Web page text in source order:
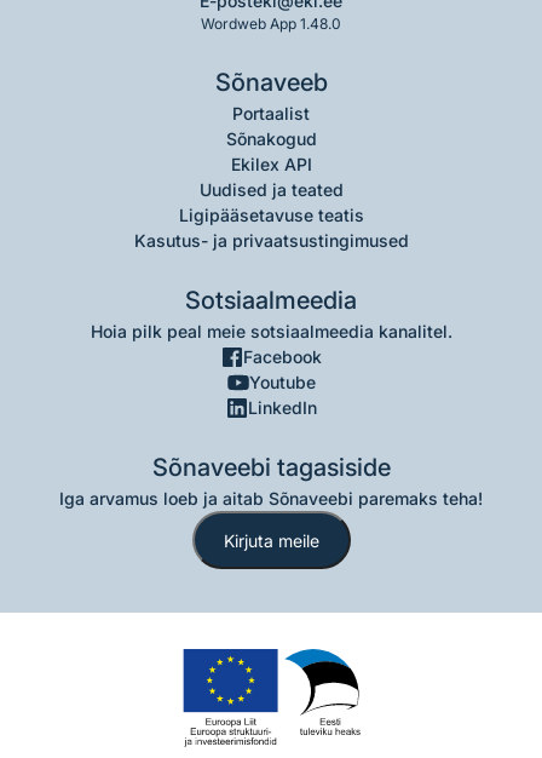
Wordweb App 1.48.0
Sõnaveeb
Portaalist
Sõnakogud
Ekilex API
Uudised ja teated
Ligipääsetavuse teatis
Kasutus- ja privaatsustingimused
Sotsiaalmeedia
Hoia pilk peal meie sotsiaalmeedia kanalitel.
Facebook
Youtube
LinkedIn
Sõnaveebi tagasiside
Iga arvamus loeb ja aitab Sõnaveebi paremaks teha!
Kirjuta meile